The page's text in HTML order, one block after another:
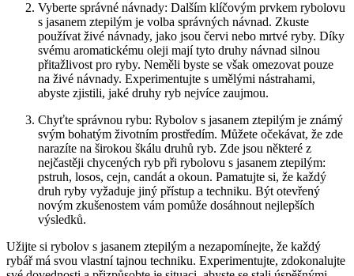
Vyberte správné návnady: Dalším klíčovým prvkem​ rybolovu
s jasanem ztepilým je volba správných⁢ návnad. Zkuste
⁢používat živé návnady, jako jsou červi nebo mrtvé ryby.‍ Díky
svému aromatickému oleji mají tyto‍ druhy návnad silnou
přitažlivost ‌pro ryby. Neměli byste se však omezovat pouze
na živé návnady. Experimentujte s umělými nástrahami,
abyste zjistili,⁢ jaké druhy ryb nejvíce zaujmou.
Chyťte správnou rybu: Rybolov s jasanem ztepilým je známý
svým bohatým životním ⁤prostředím. Můžete očekávat, že ‌zde
narazíte⁤ na širokou škálu druhů ryb. Zde ‌jsou některé z
nejčastěji‍ chycených ryb při rybolovu s jasanem⁣ ztepilým:
pstruh, losos, cejn, ⁢candát ‍a okoun. Pamatujte​ si, že každý
druh ryby​ vyžaduje jiný přístup a ⁤techniku. Být otevřený
novým‍ zkušenostem ⁤vám pomůže dosáhnout nejlepších
výsledků.
Užijte si rybolov s‍ jasanem ztepilým a⁤ nezapomínejte, že každý
rybář má svou ​vlastní tajnou techniku. Experimentujte, zdokonalujte⁣